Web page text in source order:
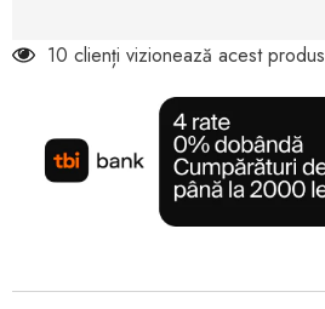
10 clienți vizionează acest produs